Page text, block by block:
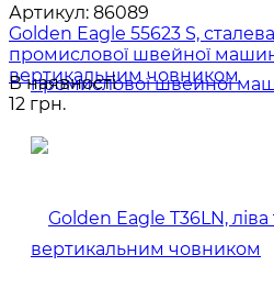
Артикул: 86089
Golden Eagle 55623 S,
промислової швейної
вертикальним човником
В наявності
12 грн.